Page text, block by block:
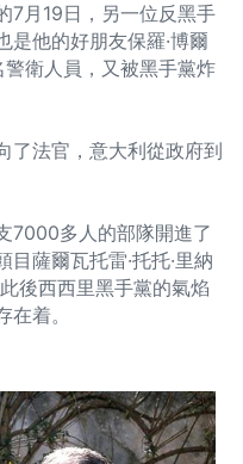
7月19日，另一位反黑手
是他的好朋友保羅·博爾
衛人員，又被黑手黨炸
了法官，意大利從政府到
7000多人的部隊開進了
薩爾瓦托雷·托托·里納
後西西里黑手黨的氣焰
着。